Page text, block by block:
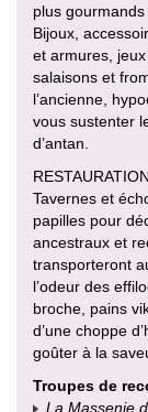
plus gourmands
Bijoux,
et armures,
salaisons et
l’ancienne,
vous sustenter
d’antan.
Tavernes et
papilles pour
ancestraux et
transporteront
l’odeur des
broche, pains
d’une choppe
goûter à la
Troupes de
La Massenie